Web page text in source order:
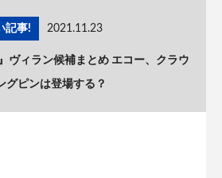
記事! 2021.11.23
ヴィラン候補まとめ エコー、クラウ
グピンは登場する？